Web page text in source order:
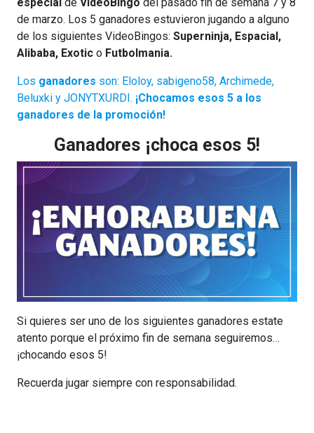
de marzo. Los 5 ganadores estuvieron jugando a alguno
de los siguientes VideoBingos: Superninja, Espacial,
Alibaba, Exotic o Futbolmania.
Los ganadores son: Eloloy, sabigeno58, Archimede,
Beluxki y JONYTXURDI. ¡Chocamos esos 5 a los
ganadores de la promoción!
Ganadores ¡choca esos 5!
Si quieres ser uno de los siguientes ganadores estate
atento porque el próximo fin de semana seguiremos…
¡chocando esos 5!
Recuerda jugar siempre con responsabilidad.